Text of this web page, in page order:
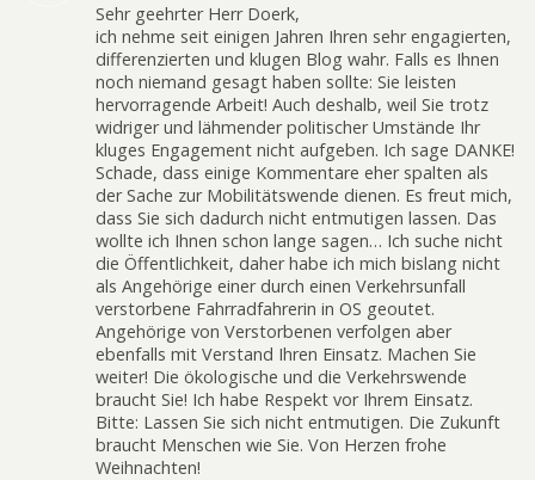
Sehr geehrter Herr Doerk,
ich nehme seit einigen Jahren Ihren sehr engagierten,
differenzierten und klugen Blog wahr. Falls es Ihnen
noch niemand gesagt haben sollte: Sie leisten
hervorragende Arbeit! Auch deshalb, weil Sie trotz
widriger und lähmender politischer Umstände Ihr
kluges Engagement nicht aufgeben. Ich sage DANKE!
Schade, dass einige Kommentare eher spalten als
der Sache zur Mobilitätswende dienen. Es freut mich,
dass Sie sich dadurch nicht entmutigen lassen. Das
wollte ich Ihnen schon lange sagen… Ich suche nicht
die Öffentlichkeit, daher habe ich mich bislang nicht
als Angehörige einer durch einen Verkehrsunfall
verstorbene Fahrradfahrerin in OS geoutet.
Angehörige von Verstorbenen verfolgen aber
ebenfalls mit Verstand Ihren Einsatz. Machen Sie
weiter! Die ökologische und die Verkehrswende
braucht Sie! Ich habe Respekt vor Ihrem Einsatz.
Bitte: Lassen Sie sich nicht entmutigen. Die Zukunft
braucht Menschen wie Sie. Von Herzen frohe
Weihnachten!